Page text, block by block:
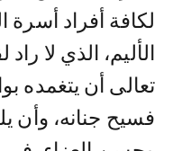
لكافة أفراد
الأليم، الذي لا
تعالى أن يتغمده
فسيح جنانه، وأن